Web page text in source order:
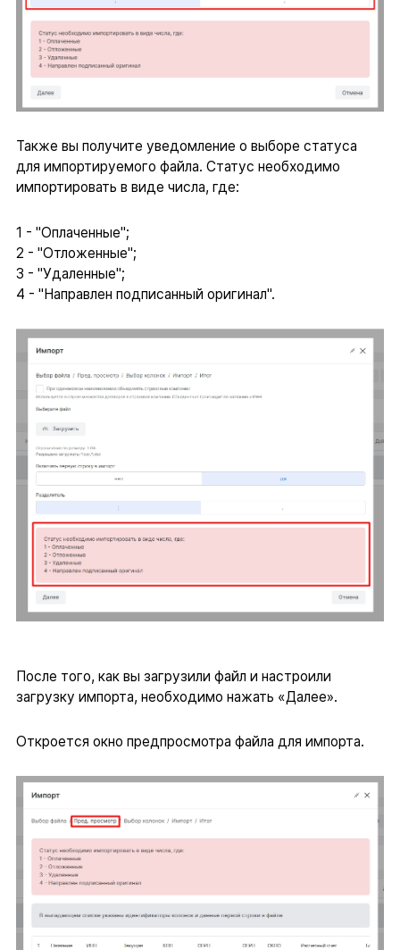
Также вы получите уведомление о выборе статуса
для импортируемого файла. Статус необходимо
импортировать в виде числа, где:
1 - "Оплаченные";
2 - "Отложенные";
3 - "Удаленные";
4 - "Направлен подписанный оригинал".
После того, как вы загрузили файл и настроили
загрузку импорта, необходимо нажать «Далее».
Откроется окно предпросмотра файла для импорта.